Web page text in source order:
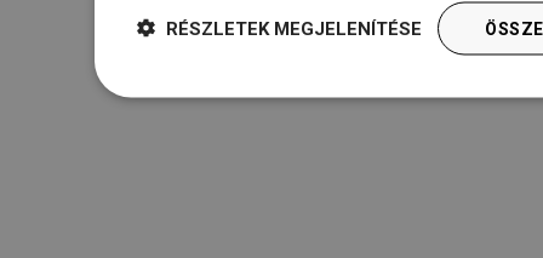
RÉSZLETEK MEGJELENÍTÉSE